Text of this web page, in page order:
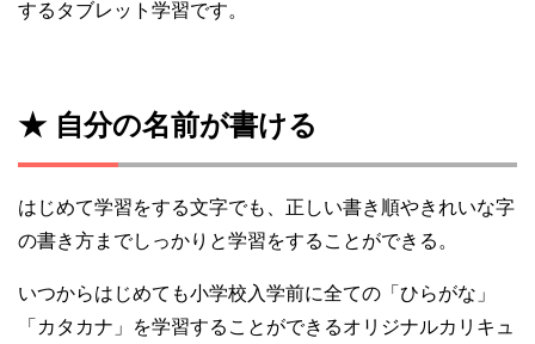
するタブレット学習です。
★ 自分の名前が書ける
はじめて学習をする文字でも、正しい書き順やきれいな字
の書き方までしっかりと学習をすることができる。
いつからはじめても小学校入学前に全ての「ひらがな」
「カタカナ」を学習することができるオリジナルカリキュ